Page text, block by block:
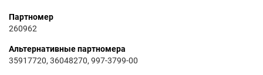
RCA
HD50LPW162YX3(M
RCA
HD50LPW162YX4
RCA
HD61LPW163YX3(H
Партномер
260962
Альтернативные партномера
35917720, 36048270, 997-3799-00